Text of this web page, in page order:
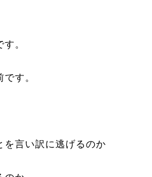
。
す。
を言い訳に逃げるのか